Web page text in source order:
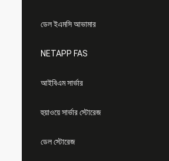
ডেল ইএমসি আভামার
NETAPP FAS
আইবিএম সার্ভার
হুয়াওয়ে সার্ভার স্টোরেজ
ডেল স্টোরেজ